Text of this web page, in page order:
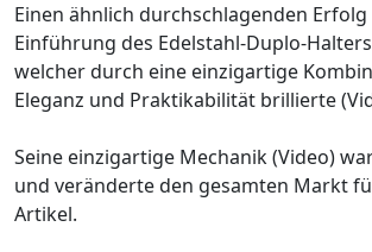
Einen ähnlich durchschlagenden
Einführung des Edelstahl-Duplo-
welcher durch eine einzigartige
Eleganz und Praktikabilität brillierte
Seine einzigartige Mechanik (Video)
und veränderte den gesamten Markt
Artikel.